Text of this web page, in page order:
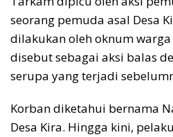
seorang pemuda asal Desa
dilakukan oleh oknum
disebut sebagai aksi balas
serupa yang terjadi
Korban diketahui bernama
Desa Kira. Hingga kini,